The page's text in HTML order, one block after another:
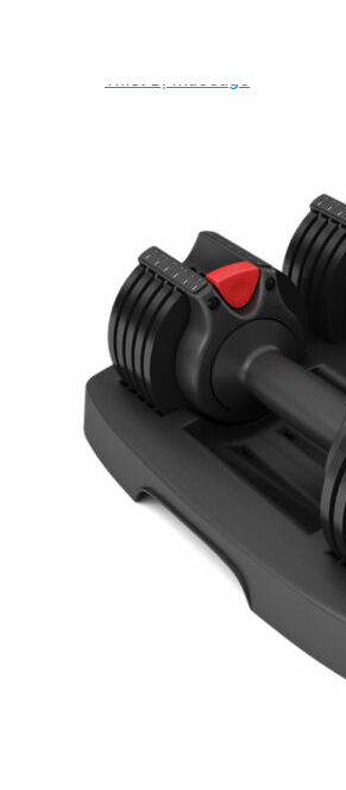
Thiết Bị Massage
Máy chạy bộ
Xe đạp tập Spirit
Xe đạp ngồi có
Máy trượt tuyết
Máy chèo thuyền
Máy tập phục hồi
Strength Spirit
SP3 Serie
SP4 Serie
Robot Spirit
Free weight Spirit
Tiger Sport Serie
Cardio Tiger Sport
Máy chạy bộ
Xe đạp tập
Xe đạp ngồi có
Máy trượt tuyết
Máy chèo
Strength Tiger Sport
TGP Serie
TGP 20 Serie
TGS Serie Strength
TGF Serie